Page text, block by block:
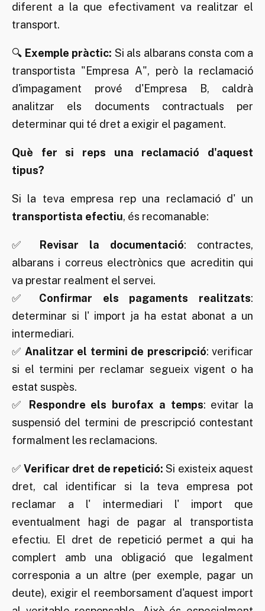
diferent a la que efectivament va realitzar el
transport.
🔍 Exemple pràctic: Si als albarans consta com a
transportista "Empresa A", però la reclamació
d'impagament prové d'Empresa B, caldrà
analitzar els documents contractuals per
determinar qui té dret a exigir el pagament.
Què fer si reps una reclamació d'aquest
tipus?
Si la teva empresa rep una reclamació d' un
transportista efectiu, és recomanable:
✅ Revisar la documentació: contractes,
albarans i correus electrònics que acreditin qui
va prestar realment el servei.
✅ Confirmar els pagaments realitzats:
determinar si l' import ja ha estat abonat a un
intermediari.
✅ Analitzar el termini de prescripció: verificar
si el termini per reclamar segueix vigent o ha
estat suspès.
✅
Respondre els burofax a temps: evitar la
suspensió del termini de prescripció contestant
formalment les reclamacions.
✅ Verificar dret de repetició: Si existeix aquest
dret, cal identificar si la teva empresa pot
reclamar a l' intermediari l' import que
eventualment hagi de pagar al transportista
efectiu. El dret de repetició permet a qui ha
complert amb una obligació que legalment
corresponia a un altre (per exemple, pagar un
deute), exigir el reemborsament d'aquest import